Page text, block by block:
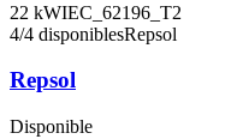
22 kWIEC_62196_T2
4/4 disponiblesRepsol
Repsol
Disponible